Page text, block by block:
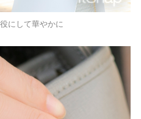
にして華やかに